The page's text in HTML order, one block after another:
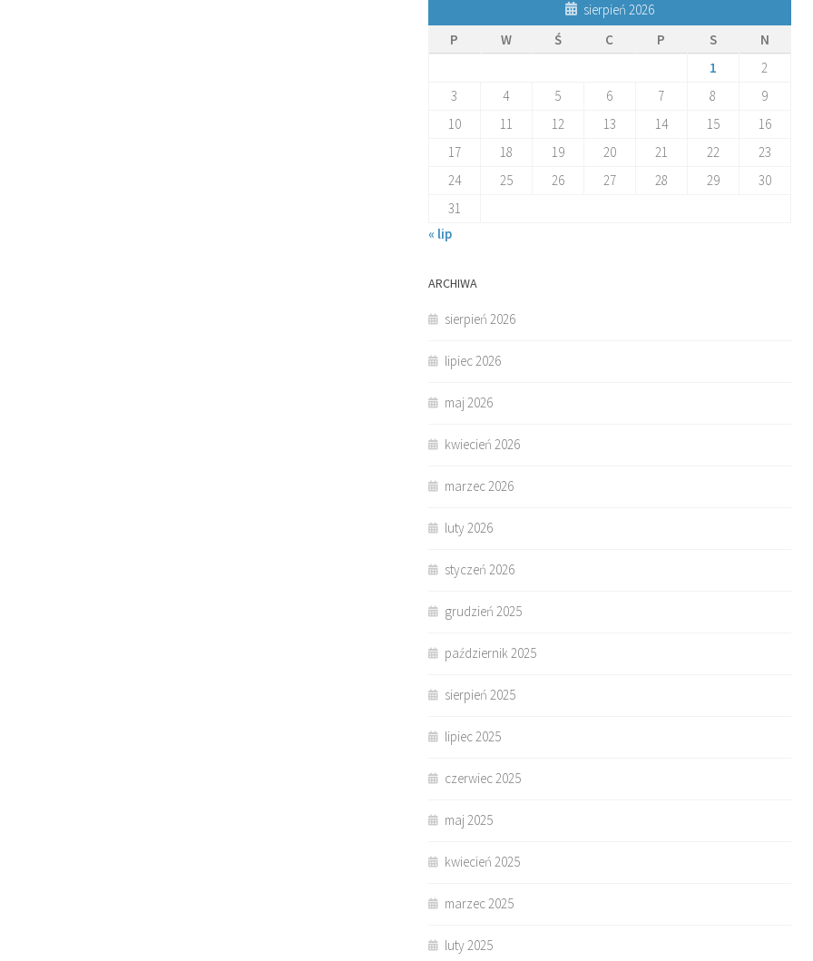
sierpień 2026
P
W Ś C P S
N
1
2
3
4 5 6 7 8
9
10
11 12 13 14 15
16
17
18 19 20 21 22
23
24
25 26 27 28 29
30
31
« lip
ARCHIWA
sierpień 2026
lipiec 2026
maj 2026
kwiecień 2026
marzec 2026
luty 2026
styczeń 2026
grudzień 2025
październik 2025
sierpień 2025
lipiec 2025
czerwiec 2025
maj 2025
kwiecień 2025
marzec 2025
luty 2025